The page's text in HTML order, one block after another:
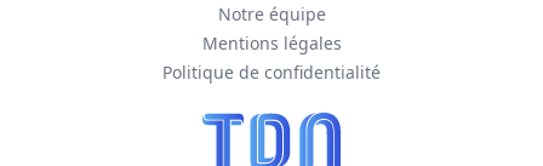
Notre équipe
Mentions légales
Politique de confidentialité